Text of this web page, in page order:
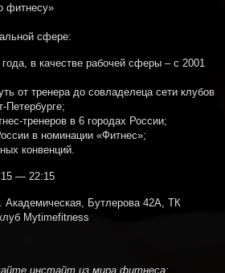
фитнесу»
сфере:
в качестве рабочей сферы – с 2001
от тренера до совладелеца сети клубов
Петербурге;
тренеров в 6 городах России;
в номинации «Фитнес»;
конвенций.
— 22:15
Академическая, Бутлерова 42А, ТК
Mytimefitness
инстайт из мира фитнеса: